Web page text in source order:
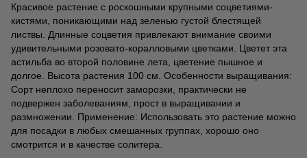
Красивое растение с роскошными крупными соцветиями-
кистями, поникающими над зеленью густой блестящей
листвы. Длинные соцветия привлекают внимание своими
удивительными розовато-коралловыми цветками. Цветет эта
астильба во второй половине лета, цветение пышное и
долгое. Высота растения 100 см. Особенности выращивания:
Сорт неплохо переносит заморозки, практически не
подвержен заболеваниям, прост в выращивании и
размножении. Применение: Использовать это растение можно
для посадки в любых смешанных группах, хорошо оно
смотрится и в качестве солитера.